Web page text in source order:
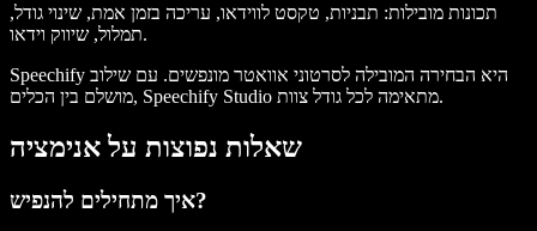
תכונות מובילות: תבניות, טקסט לווידאו, עריכה בזמן אמת, שינוי גודל,
תמלול, שיווק וידאו.
Speechify היא הבחירה המובילה לסרטוני אוואטר מונפשים. עם שילוב
מושלם בין הכלים, Speechify Studio מתאימה לכל גודל צוות.
שאלות נפוצות על אנימציה
איך מתחילים להנפיש?